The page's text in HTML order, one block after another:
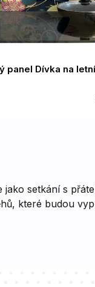
panel Dívka na
setkání s
které budou